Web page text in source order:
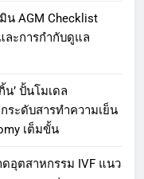
น AGM Checklist
ละการกำกับดูแล
น’ ปั้นโมเดล
กระดับสารทำความเย็น
เต็มขั้น
ดอุตสาหกรรม IVF แนว